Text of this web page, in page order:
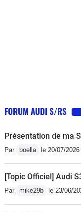
FORUM AUDI S/RS
Présentation de ma
Par boella le 20/07/
[Topic Officiel] Audi
Par mike29b le 23/06/